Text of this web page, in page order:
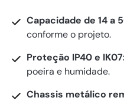
Capacidade de 14 a
conforme o projeto.
Proteção IP40 e
poeira e humidade.
Chassis metálico